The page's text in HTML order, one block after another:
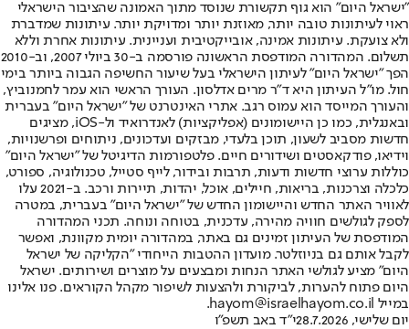
"ישראל היום" הוא גוף תקשורת שנוסד מתוך האמונה שהציבור הישראלי
ראוי לעיתונות טובה יותר, מאוזנת יותר ומדויקת יותר. עיתונות שמדברת
ולא צועקת. עיתונות אמינה, אובייקטיבית ועניינית. עיתונות אחרת וללא
תשלום. המהדורה המודפסת הראשונה פורסמה ב-30 ביולי 2007, וב-2010
הפך "ישראל היום" לעיתון הישראלי בעל שיעור החשיפה הגבוה ביותר בימי
חול. מו"ל העיתון היא ד"ר מרים אדלסון. העורך הראשי הוא עמר לחמנוביץ,
והעורך המייסד הוא עמוס רגב. אתרי האינטרנט של "ישראל היום" בעברית
ובאנגלית, כמו כן היישומונים (אפליקציות) לאנדרואיד ול-iOS, מציגים
חדשות מסביב לשעון, תוכן בלעדי, מבזקים ועדכונים, ניתוחים ופרשנויות,
וידיאו, פודקאסטים ושידורים חיים. פלטפורמות הדיגיטל של "ישראל היום"
כוללות ערוצי חדשות ודעות, תרבות ובידור, לייף סטייל, טכנולוגיה, ספורט,
כלכלה וצרכנות, בריאות, חיילים, אוכל, יהדות, תיירות ורכב. ב-2021 עלו
לאוויר האתר החדש והיישומון החדש של "ישראל היום" בעברית, במטרה
לספק לגולשים חוויה מהירה, עדכנית, בטוחה ונוחה. תכני המהדורה
המודפסת של העיתון זמינים גם באתר, במהדורה יומית מקוונת, ואפשר
לקבל אותם גם בניוזלטר. מועדון ההטבות הייחודי "הקליקה של ישראל
היום" מציע לגולשי האתר הנחות ומבצעים על מוצרים ושירותים. ישראל
היום פתוח להערות, לביקורת ולהצעות לשיפור מקהל הקוראים. פנו אלינו
במייל hayom@israelhayom.co.il.
יום שלישי, 28.7.2026
י"ד באב תשפ"ו